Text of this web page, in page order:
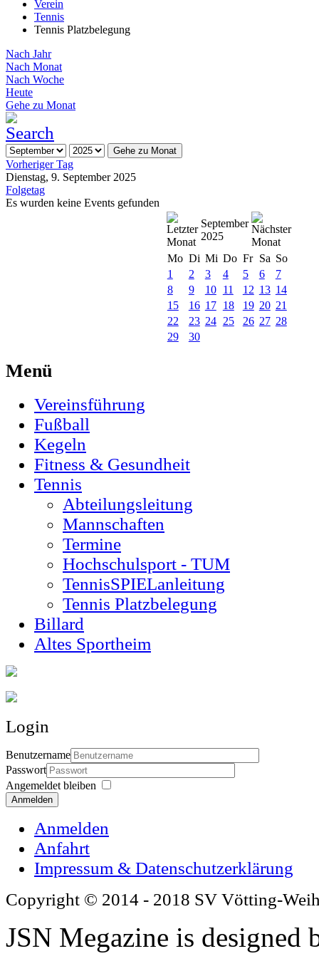
Verein
Tennis
Tennis Platzbelegung
Nach Jahr
Nach Monat
Nach Woche
Heute
Gehe zu Monat
Gehe zu Monat
Vorheriger Tag
Dienstag, 9. September 2025
Folgetag
Es wurden keine Events gefunden
September
2025
Mo Di Mi Do Fr Sa So
1
2 3 4 5 6
7
8
9 10 11 12 13 14
15
16 17 18 19 20 21
22
23 24 25 26 27 28
29
30
Menü
Vereinsführung
Fußball
Kegeln
Fitness & Gesundheit
Tennis
Abteilungsleitung
Mannschaften
Termine
Hochschulsport - TUM
TennisSPIELanleitung
Tennis Platzbelegung
Billard
Altes Sportheim
Login
Benutzername
Passwort
Angemeldet bleiben
Anmelden
Anmelden
Anfahrt
Impressum & Datenschutzerklärung
Copyright © 2014 - 2018 SV Vötting-
JSN Megazine is designed